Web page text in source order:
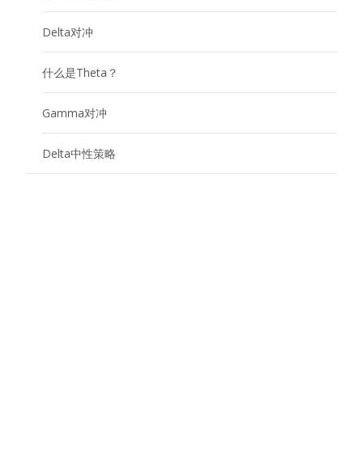
Delta对冲
什么是Theta？
Gamma对冲
Delta中性策略